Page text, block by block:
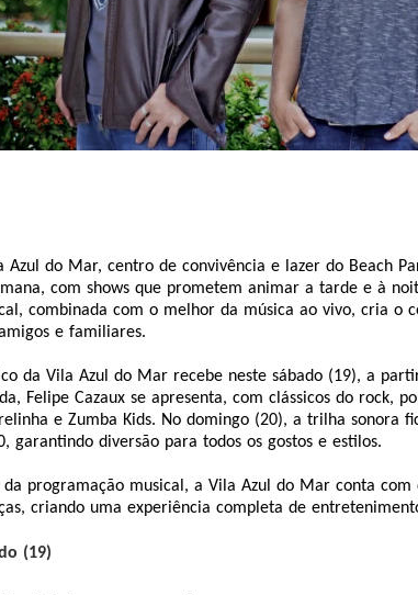
Azul do Mar, centro de convivência e lazer do Beach
com shows que prometem animar a tarde e à
combinada com o melhor da música ao vivo, cria o
e familiares.
da Vila Azul do Mar recebe neste sábado (19), a
Felipe Cazaux se apresenta, com clássicos do rock,
e Zumba Kids. No domingo (20), a trilha sonora
garantindo diversão para todos os gostos e estilos.
da programação musical, a Vila Azul do Mar conta com
criando uma experiência completa de
(19)